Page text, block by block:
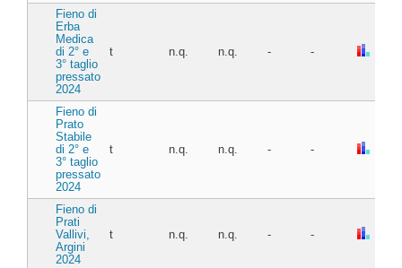
Fieno di
Erba
Medica
di 2° e
3° taglio
pressato
2024
t n.q. n.q. - -
Fieno di
Prato
Stabile
di 2° e
3° taglio
pressato
2024
t n.q. n.q. - -
Fieno di
Prati
Vallivi,
Argini
2024
t n.q. n.q. - -